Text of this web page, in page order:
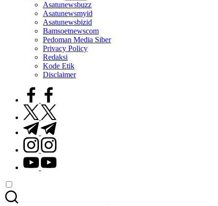
Asatunewsbuzz
Asatunewsmyid
Asatunewsbizid
Bamsoetnewscom
Pedoman Media Siber
Privacy Policy
Redaksi
Kode Etik
Disclaimer
facebook.com
twitter.com
t.me
instagram.com
youtube.com